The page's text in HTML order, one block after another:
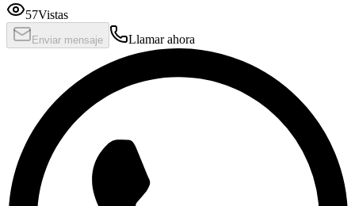
57Vistas
Enviar mensaje Llamar ahora